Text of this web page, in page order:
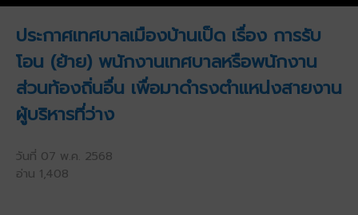
ประกาศเทศบาลเมืองบ้านเป็ด เรื่อง การรับ
โอน (ย้าย) พนักงานเทศบาลหรือพนักงาน
ส่วนท้องถิ่นอื่น เพื่อมาดำรงตำแหน่งสายงาน
ผู้บริหารที่ว่าง
วันที่ 07 พ.ค. 2568
อ่าน 1,408